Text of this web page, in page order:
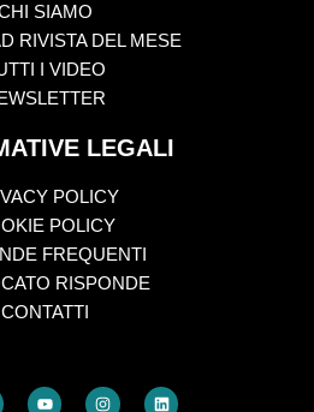
SIAMO
RIVISTA DEL MESE
I VIDEO
LEGALI
POLICY
POLICY
FREQUENTI
RISPONDE
CONTATTI